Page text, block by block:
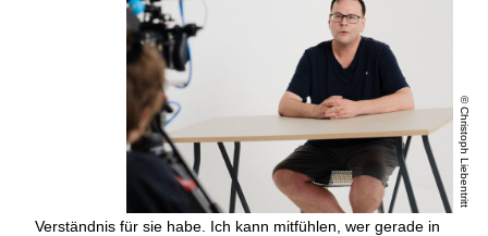
© Christoph Liebentritt
Verständnis für sie habe. Ich kann mitfühlen, wer gerade in